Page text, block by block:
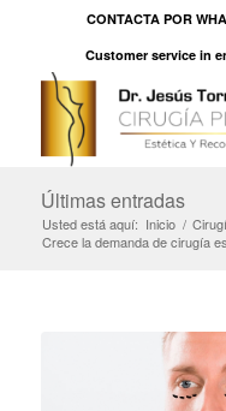
CONTACTA POR
Customer service in
Últimas entradas
Usted está aquí: Inicio /
Crece la demanda de cirugía